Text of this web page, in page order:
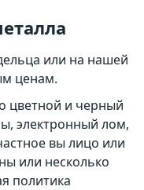
или на нашей
ценам.
цветной и черный
электронный лом,
вы лицо или
или несколько
политика